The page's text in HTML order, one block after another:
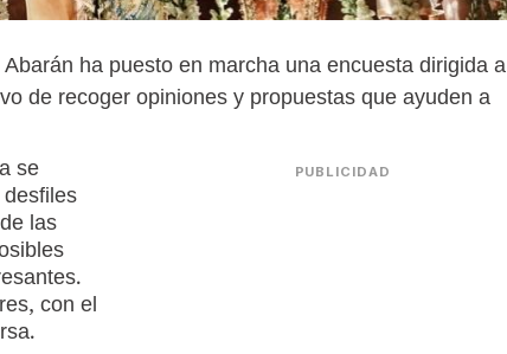
ha puesto en marcha una encuesta dirigida a
de recoger opiniones y propuestas que ayuden a
PUBLICIDAD
se
las
con el